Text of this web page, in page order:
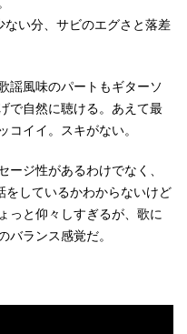
い分、サビのエグさと落差
謡風味のパートもギターソ
で自然に聴ける。あえて最
コイイ。スキがない。
ージ性があるわけでなく、
しているかわからないけど
っと仰々しすぎるが、歌に
バランス感覚だ。